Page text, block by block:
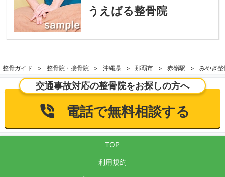
うえばる整骨院
整骨ガイド 整骨院・接骨院 沖縄県 那覇市 赤嶺駅 みやぎ整
交通事故対応の整骨院をお探しの方へ
電話で無料相談する
TOP
利用規約